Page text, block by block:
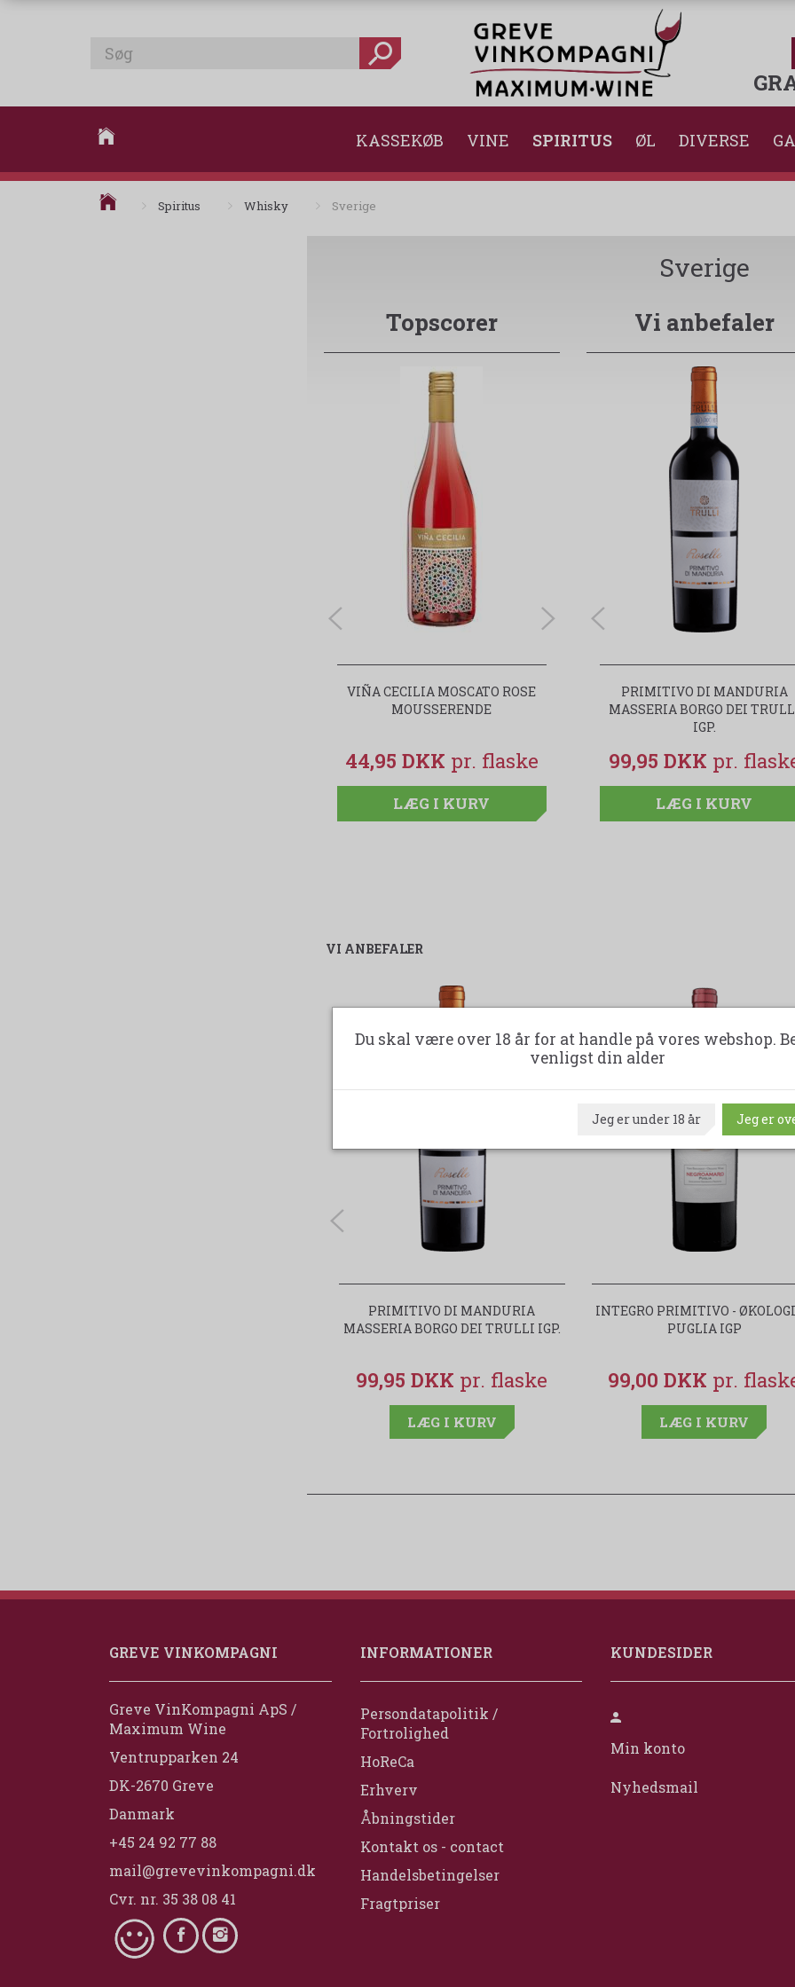
KASSEKØB VINE SPIRITUS ØL DIVERSE
Spiritus Whisky Sverige
Sverige
Topscorer
VIÑA CECILIA MOSCATO ROSE
MOUSSERENDE
44,95 DKK
LÆG I KURV
VINA CECILIA MOSCATO ROSÉ 0,0
ALKOHOLFRI
49,95 DKK
LÆG I KURV
Vi anbefaler
PRIMITIVO DI MANDURIA
MASSERIA BORGO DEI
IGP.
99,95 DKK
LÆG I KURV
VI ANBEFALER
PRIMITIVO DI MANDURIA
MASSERIA BORGO DEI TRULLI IGP.
99,95 DKK
LÆG I KURV
INTEGRO PRIMITIVO -
PUGLIA IGP
99,00 DKK
LÆG I KURV
GREVE VINKOMPAGNI
Greve VinKompagni ApS /
Maximum Wine
Ventrupparken 24
DK-2670 Greve
Danmark
+45 24 92 77 88
mail@grevevinkompagni.dk
Cvr. nr. 35 38 08 41
INFORMATIONER
Persondatapolitik /
Fortrolighed
HoReCa
Erhverv
Åbningstider
Kontakt os - contact
Handelsbetingelser
Fragtpriser
KUNDESIDER
Min konto
Nyhedsmail
Du skal være over 18 år for at handle på vores webshop.
venligst din alder
Jeg er under 18 år Jeg er